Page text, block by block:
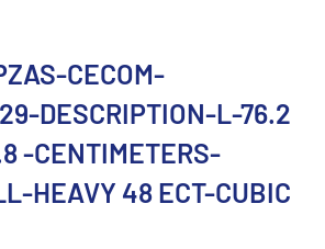
CECOM-
DESCRIPTION-L-76.2
-CENTIMETERS-
HEAVY 48 ECT-CUBIC